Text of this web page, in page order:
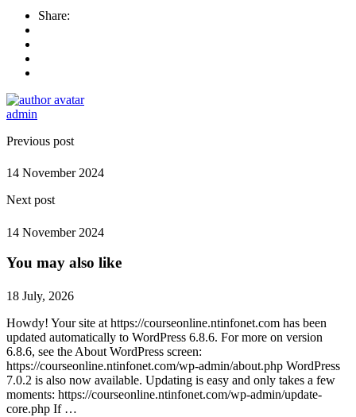
Share:
admin
Previous post
14 November 2024
Next post
14 November 2024
You may also like
18 July, 2026
Howdy! Your site at https://courseonline.ntinfonet.com has been
updated automatically to WordPress 6.8.6. For more on version
6.8.6, see the About WordPress screen:
https://courseonline.ntinfonet.com/wp-admin/about.php WordPress
7.0.2 is also now available. Updating is easy and only takes a few
moments: https://courseonline.ntinfonet.com/wp-admin/update-
core.php If …